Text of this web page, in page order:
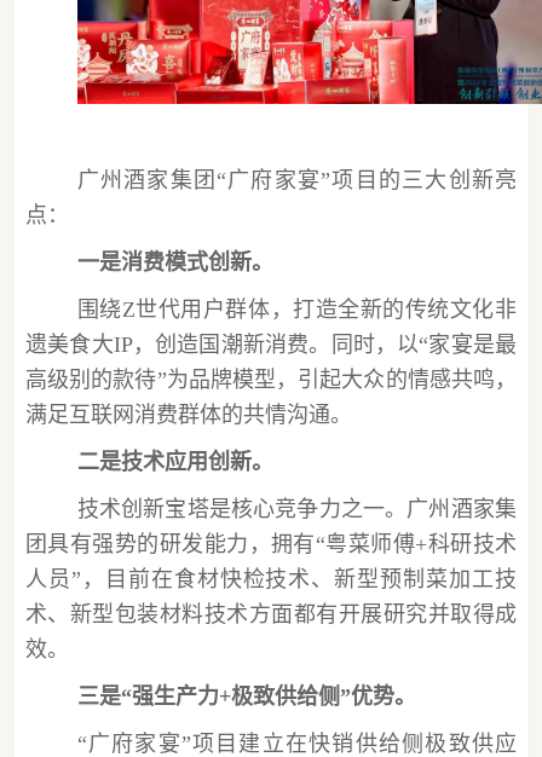
广州酒家集团 “广府家宴”项目的三大创新亮
点：
一是消费模式创新。
围绕Z世代用户群体，打造全新的传统文化非
遗美食大IP，创造国潮新消费。同时，以“家宴是最
高级别的款待”为品牌模型，引起大众的情感共鸣，
满足互联网消费群体的共情沟通。
二是技术应用创新。
技术创新宝塔是核心竞争力之一。广州酒家集
团具有强势的研发能力，拥有“粤菜师傅+科研技术
人员”，目前在食材快检技术、新型预制菜加工技
术、新型包装材料技术方面都有开展研究并取得成
效。
三是“强生产力+极致供给侧”优势。
“广府家宴”项目建立在快销供给侧极致供应